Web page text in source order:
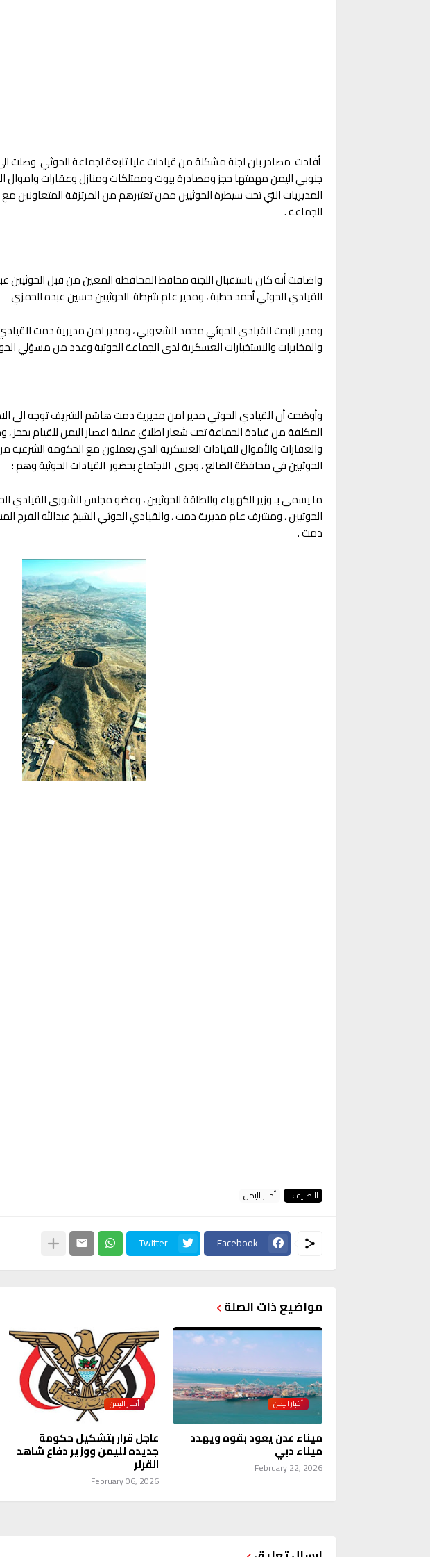
أفادت مصادر بان لجنة مشكلة من قيادات عليا تابعة لجماعة الحوثي وصلت
جنوبي اليمن مهمتها حجز ومصادرة بيوت وممتلكات ومنازل وعقارات واموال
المديريات التي تحت سيطرة الحوثيين ممن تعتبرهم من المرتزقة
للجماعة .
واضافت أنه كان باستقبال اللجنة محافظ المحافظه المعين من قبل
القيادي الحوثي أحمد حطبة ، ومدير عام شرطة الحوثيين حسين عبده الحمزي
ومدير البحث القيادي الحوثي محمد الشعوبي ، ومدير امن مديرية دمت
والمخابرات والاستخبارات العسكرية لدى الجماعة الحوثية وعدد من مسؤلي
وأوضحت أن القيادي الحوثي مدير امن مديرية دمت هاشم الشريف توجه الى
المكلفة من قيادة الجماعة تحت شعار اطلاق عملية اعصار اليمن للقيام بحجز ،
والعقارات والأموال للقيادات العسكرية الذي يعملون مع الحكومة الشرعية
الحوثيين في محافظة الضالع ، وجرى الاجتماع بحضور القيادات الحوثية وهم :
ما يسمى بـ وزير الكهرباء والطاقة للحوثيين ، وعضو مجلس الشورى القيادي
الحوثيين ، ومشرف عام مديرية دمت ، والقيادي الحوثي الشيخ عبدالله الفرح
دمت .
التصنيف : أخبار اليمن
Facebook
Twitter
مواضيع ذات الصلة
أخبار اليمن
ميناء عدن يعود بقوه ويهدد
ميناء دبي
February 22, 2026
أخبار اليمن
عاجل قرار بتشكيل حكومة
جديده لليمن ووزير دفاع شاهد
القرلر
February 06, 2026